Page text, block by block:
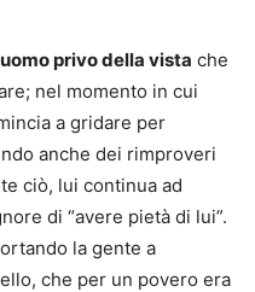
privo della vista che
nel momento in cui
a gridare per
anche dei rimproveri
ciò, lui continua ad
di “avere pietà di lui”.
la gente a
che per un povero era